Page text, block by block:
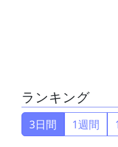
ランキング
3日間 1週間